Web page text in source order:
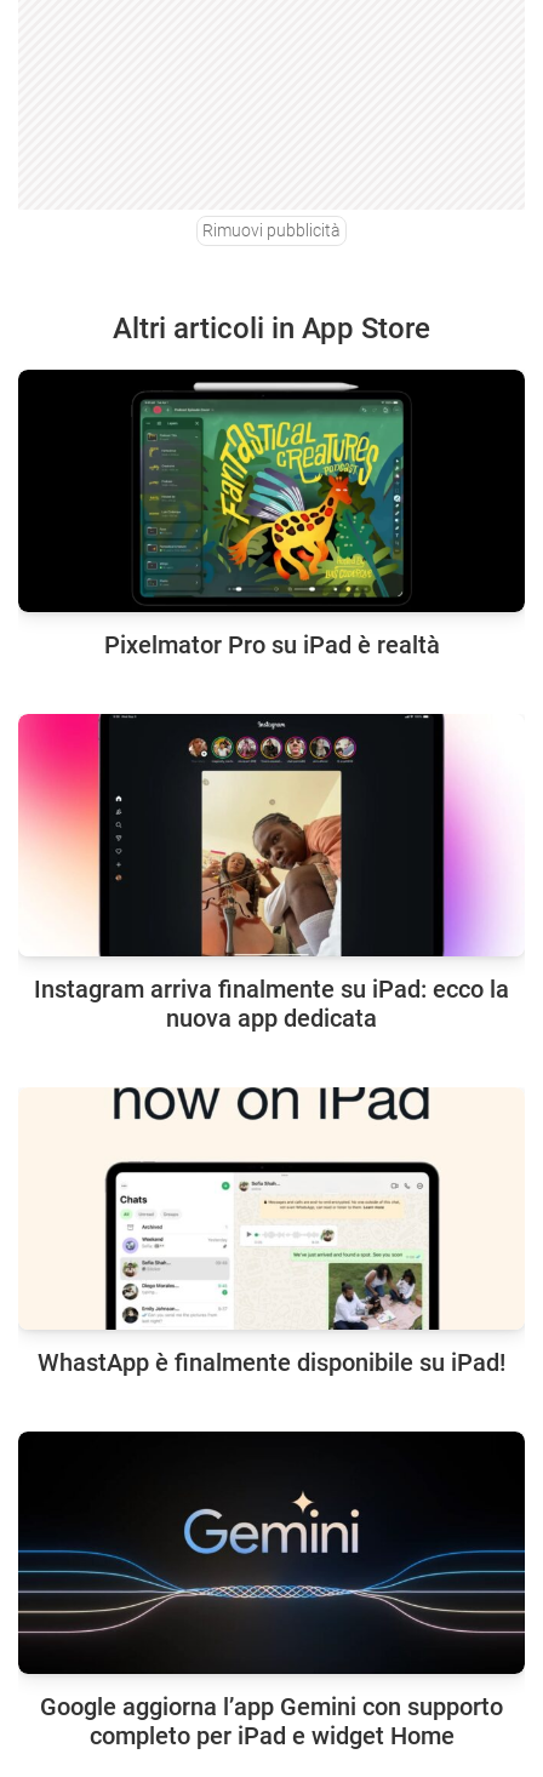
Rimuovi pubblicità
Altri articoli in App Store
Pixelmator Pro su iPad è realtà
Instagram arriva finalmente su iPad: ecco la
nuova app dedicata
WhastApp è finalmente disponibile su iPad!
Google aggiorna l’app Gemini con supporto
completo per iPad e widget Home